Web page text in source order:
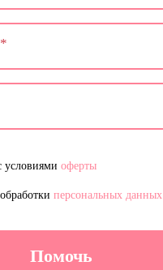
условиями оферты
персональных данных
Помочь